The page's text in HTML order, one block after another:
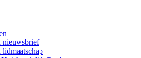
nieuwsbrief
lidmaatschap